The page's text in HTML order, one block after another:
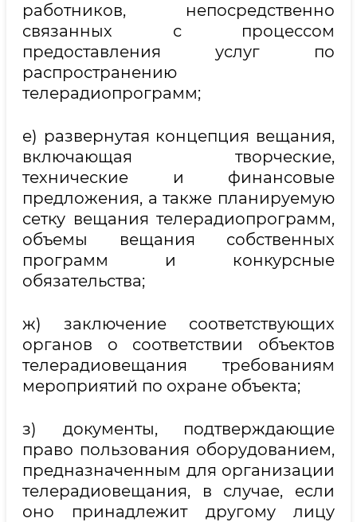
работников, непосредственно
связанных с процессом
предоставления услуг по
распространению
телерадиопрограмм;
е) развернутая концепция вещания,
включающая творческие,
технические и финансовые
предложения, а также планируемую
сетку вещания телерадиопрограмм,
объемы вещания собственных
программ и конкурсные
обязательства;
ж) заключение соответствующих
органов о соответствии объектов
телерадиовещания требованиям
мероприятий по охране объекта;
з) документы, подтверждающие
право пользования оборудованием,
предназначенным для организации
телерадиовещания, в случае, если
оно принадлежит другому лицу